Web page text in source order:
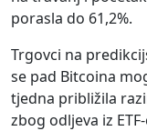
porasla do 61,2%.
Trgovci na
se pad Bitcoina
tjedna približila
zbog odljeva iz